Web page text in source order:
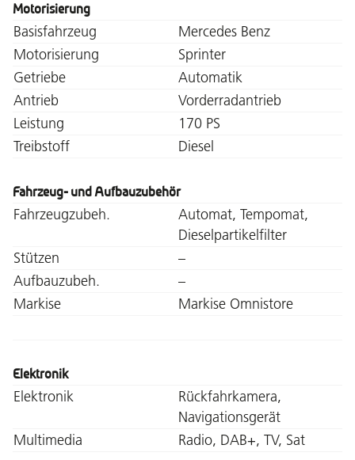
Motorisierung
Basisfahrzeug
Mercedes Benz
Motorisierung
Sprinter
Getriebe
Automatik
Antrieb
Vorderradantrieb
Leistung
170 PS
Treibstoff
Diesel
Fahrzeug- und Aufbauzubehör
Fahrzeugzubeh.
Automat, Tempomat,
Dieselpartikelfilter
Stützen
–
Aufbauzubeh.
–
Markise
Markise Omnistore
Elektronik
Elektronik
Rückfahrkamera,
Navigationsgerät
Multimedia
Radio, DAB+, TV, Sat